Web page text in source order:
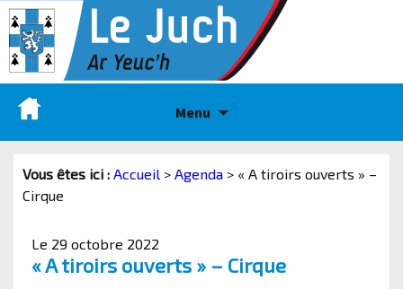
Menu
Vous êtes ici : Accueil > Agenda > « A tiroirs ouverts » –
Cirque
Le 29 octobre 2022
« A tiroirs ouverts » – Cirque